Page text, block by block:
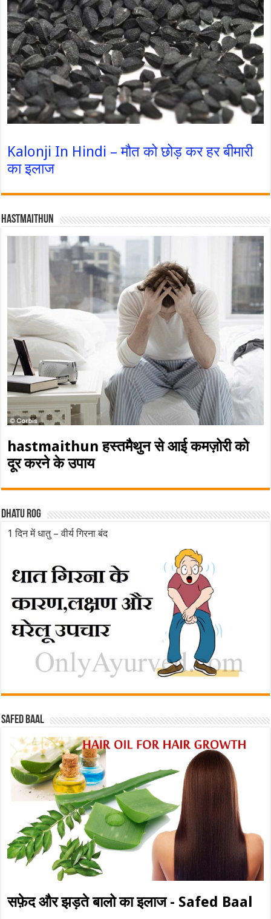
Kalonji In Hindi – मौत को छोड़ कर हर बीमारी
का इलाज
Hastmaithun
hastmaithun हस्तमैथुन से आई कमज़ोरी को
दूर करने के उपाय
Dhatu rog
1 दिन में धातु – वीर्य गिरना बंद
Safed baal
सफ़ेद और झड़ते बालो का इलाज - Safed Baal